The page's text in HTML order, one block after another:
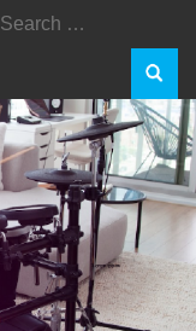
Search